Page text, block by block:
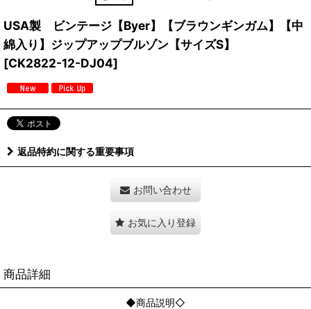
USA製 ビンテージ【Byer】【ブラウンギンガム】【中
綿入り】ジップアップブルゾン【サイズS】
[CK2822-12-DJ04]
返品特約に関する重要事項
お問い合わせ
お気に入り登録
商品詳細
◆商品説明◇